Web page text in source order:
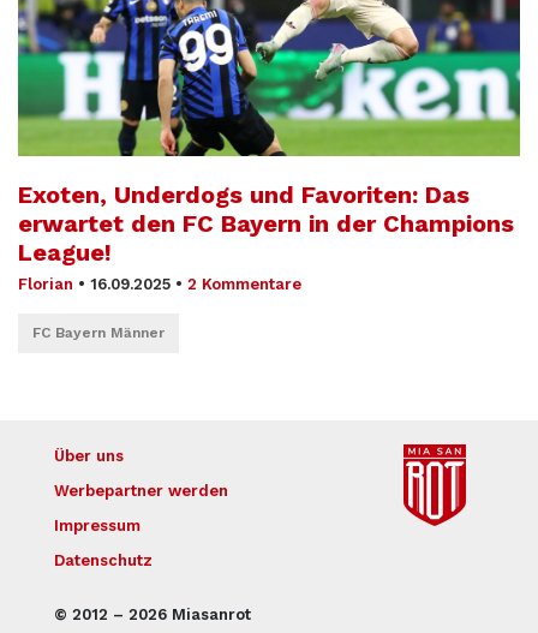
Exoten, Underdogs und Favoriten: Das
erwartet den FC Bayern in der Champions
League!
Florian • 16.09.2025 • 2 Kommentare
FC Bayern Männer
© 2012 – 2026 Miasanrot
Über uns
Werbepartner werden
Impressum
Datenschutz